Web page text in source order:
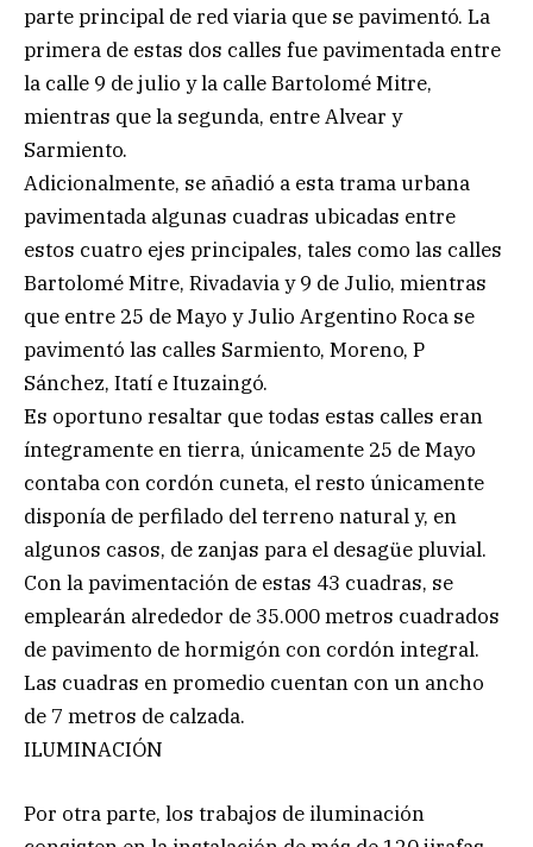
parte principal de red viaria que se pavimentó. La
primera de estas dos calles fue pavimentada entre
la calle 9 de julio y la calle Bartolomé Mitre,
mientras que la segunda, entre Alvear y
Sarmiento.
Adicionalmente, se añadió a esta trama urbana
pavimentada algunas cuadras ubicadas entre
estos cuatro ejes principales, tales como las calles
Bartolomé Mitre, Rivadavia y 9 de Julio, mientras
que entre 25 de Mayo y Julio Argentino Roca se
pavimentó las calles Sarmiento, Moreno, P
Sánchez, Itatí e Ituzaingó.
Es oportuno resaltar que todas estas calles eran
íntegramente en tierra, únicamente 25 de Mayo
contaba con cordón cuneta, el resto únicamente
disponía de perfilado del terreno natural y, en
algunos casos, de zanjas para el desagüe pluvial.
Con la pavimentación de estas 43 cuadras, se
emplearán alrededor de 35.000 metros cuadrados
de pavimento de hormigón con cordón integral.
Las cuadras en promedio cuentan con un ancho
de 7 metros de calzada.
ILUMINACIÓN
Por otra parte, los trabajos de iluminación